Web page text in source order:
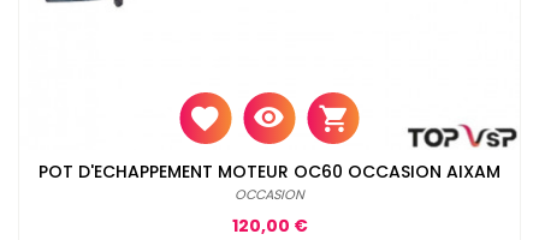
POT D'ECHAPPEMENT MOTEUR OC60 OCCASION AIXAM
OCCASION
Prix
120,00 €